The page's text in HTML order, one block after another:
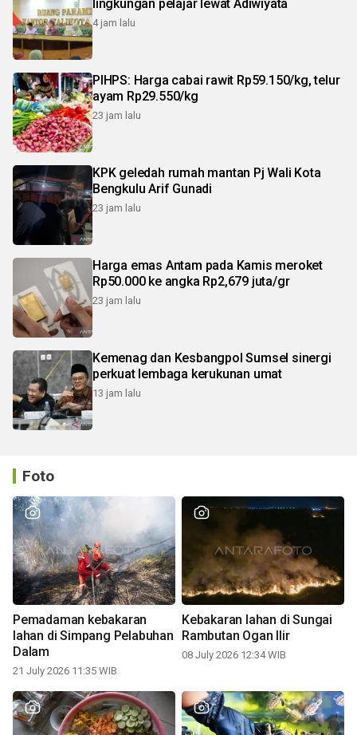
lingkungan pelajar lewat Adiwiyata
4 jam lalu
PIHPS: Harga cabai rawit Rp59.150/kg, telur
ayam Rp29.550/kg
23 jam lalu
KPK geledah rumah mantan Pj Wali Kota
Bengkulu Arif Gunadi
23 jam lalu
Harga emas Antam pada Kamis meroket
Rp50.000 ke angka Rp2,679 juta/gr
23 jam lalu
Kemenag dan Kesbangpol Sumsel sinergi
perkuat lembaga kerukunan umat
13 jam lalu
Foto
Pemadaman kebakaran
lahan di Simpang Pelabuhan
Dalam
21 July 2026 11:35 WIB
Kebakaran lahan di Sungai
Rambutan Ogan Ilir
08 July 2026 12:34 WIB